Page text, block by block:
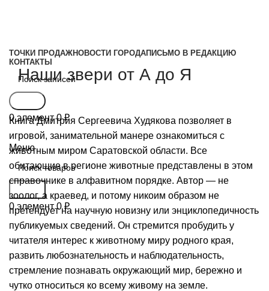
ТОЧКИ ПРОДАЖНОВОСТИ ГОРОДАПИСЬМО В РЕДАКЦИЮ
КОНТАКТЫ
0элемент 0₽
Свежий выпуск
Меню
0элемент 0₽
Наши звери от А до Я
Книга Дмитрия Сергеевича Худякова позволяет в
игровой, занимательной манере ознакомиться с
животным миром Саратовской области. Все
обитающие в регионе животные представлены в этом
справочнике в алфавитном порядке. Автор — не
зоолог, а краевед, и потому никоим образом не
претендует на научную новизну или энциклопедичность
публикуемых сведений. Он стремится пробудить у
читателя интерес к животному миру родного края,
развить любознательность и наблюдательность,
стремление познавать окружающий мир, бережно и
чутко относиться ко всему живому на земле.